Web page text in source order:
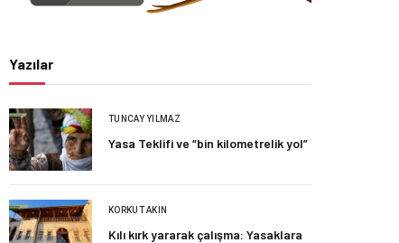
Yazılar
TUNCAY YILMAZ
Yasa Teklifi ve “bin kilometrelik yol”
KORKUT AKIN
Kılı kırk yararak çalışma: Yasaklara